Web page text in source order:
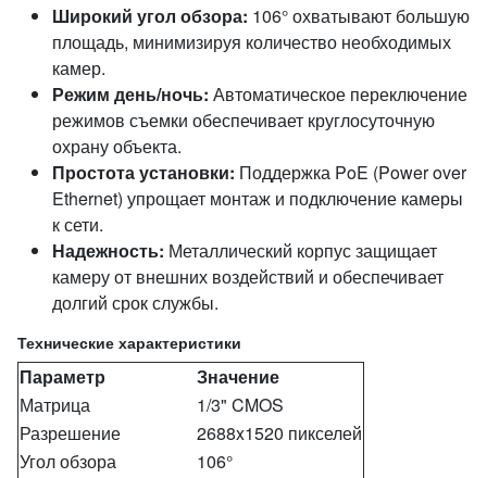
Широкий угол обзора: 106° охватывают большую
площадь, минимизируя количество необходимых
камер.
Режим день/ночь: Автоматическое переключение
режимов съемки обеспечивает круглосуточную
охрану объекта.
Простота установки: Поддержка PoE (Power over
Ethernet) упрощает монтаж и подключение камеры
к сети.
Надежность: Металлический корпус защищает
камеру от внешних воздействий и обеспечивает
долгий срок службы.
Технические характеристики
Параметр
Значение
Матрица
1/3" CMOS
Разрешение
2688x1520 пикселей
Угол обзора
106°